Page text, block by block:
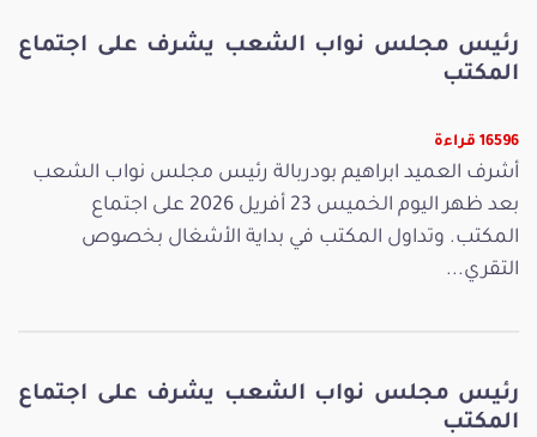
رئيس مجلس نواب الشعب يشرف على اجتماع
المكتب
16596 قراءة
أشرف العميد ابراهيم بودربالة رئيس مجلس نواب الشعب
بعد ظهر اليوم الخميس 23 أفريل 2026 على اجتماع
المكتب. وتداول المكتب في بداية الأشغال بخصوص
التقري...
رئيس مجلس نواب الشعب يشرف على اجتماع
المكتب